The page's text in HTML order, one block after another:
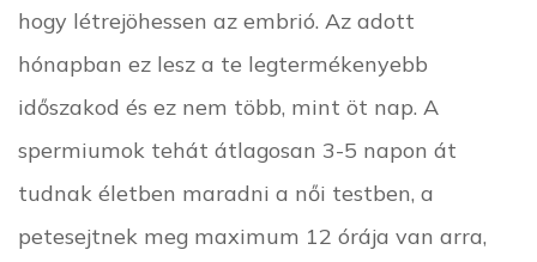
hogy létrejöhessen az embrió. Az adott
hónapban ez lesz a te legtermékenyebb
időszakod és ez nem több, mint öt nap. A
spermiumok tehát átlagosan 3-5 napon át
tudnak életben maradni a női testben, a
petesejtnek meg maximum 12 órája van arra,